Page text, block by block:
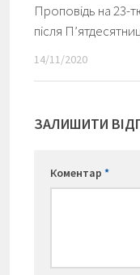
Проповідь на 23-
після
14/11/2020
ЗАЛИШИТИ
Коментар *